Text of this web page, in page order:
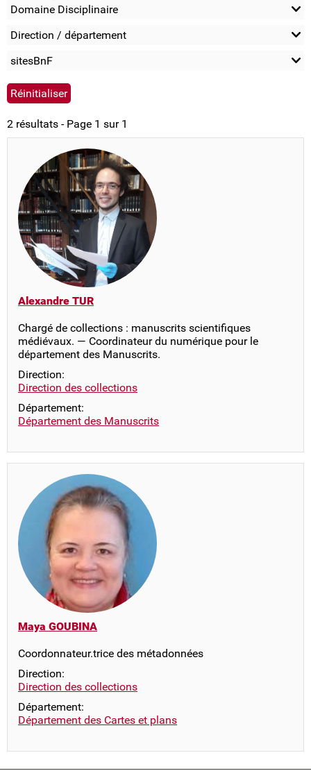
Domaine Disciplinaire
Direction / département
sitesBnF
2 résultats - Page 1 sur 1
Alexandre TUR
Chargé de collections : manuscrits scientifiques
médiévaux. — Coordinateur du numérique pour le
département des Manuscrits.
Direction:
Direction des collections
Département:
Département des Manuscrits
Maya GOUBINA
Coordonnateur.trice des métadonnées
Direction:
Direction des collections
Département:
Département des Cartes et plans